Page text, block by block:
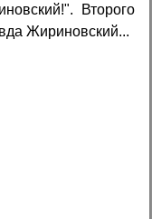
Второго
Жириновский...